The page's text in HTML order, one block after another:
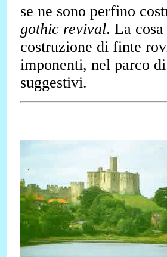
se ne sono perfino
gothic revival. La
costruzione di finte
imponenti, nel parco
suggestivi.